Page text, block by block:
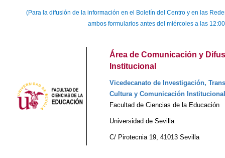
(Para la difusión de la información en el Boletín del Centro y en las
ambos formularios antes del miércoles a las
Área de Comunicación y
Institucional
Vicedecanato de Investigación,
Cultura y Comunicación Institucional
Facultad de Ciencias de la Educación
Universidad de Sevilla
C/ Pirotecnia 19, 41013 Sevilla